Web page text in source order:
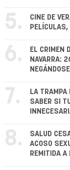
5.
CINE DE
6.
EL CRIMEN
NAVARRA:
7.
LA TRAMPA
SABER SI
8.
SALUD
ACOSO
REMITIDA